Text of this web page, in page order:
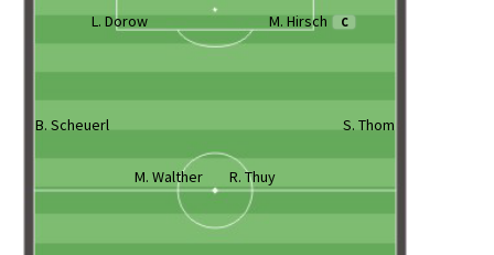
L. Dorow M. Hirsch C
B. Scheuerl S. Thom
M. Walther R. Thuy